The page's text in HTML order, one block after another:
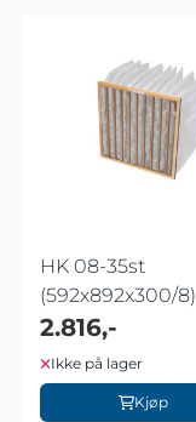
HK 08-35st
(592x892x300/8)
2.816,-
Ikke på lager
Kjøp